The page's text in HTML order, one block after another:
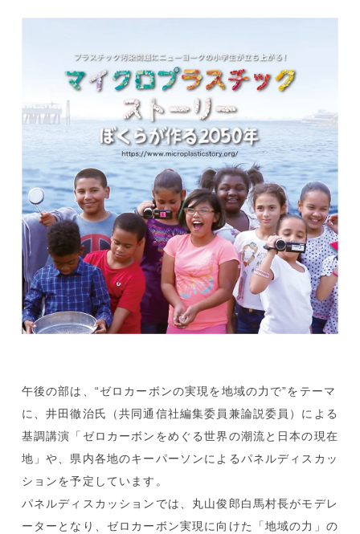
午後の部は、“ゼロカーボンの実現を地域の力で”をテーマ
に、井田徹治氏（共同通信社編集委員兼論説委員）による
基調講演「ゼロカーボンをめぐる世界の潮流と日本の現在
地」や、県内各地のキーパーソンによるパネルディスカッ
ションを予定しています。
パネルディスカッションでは、丸山俊郎白馬村長がモデレ
ーターとなり、ゼロカーボン実現に向けた「地域の力」の